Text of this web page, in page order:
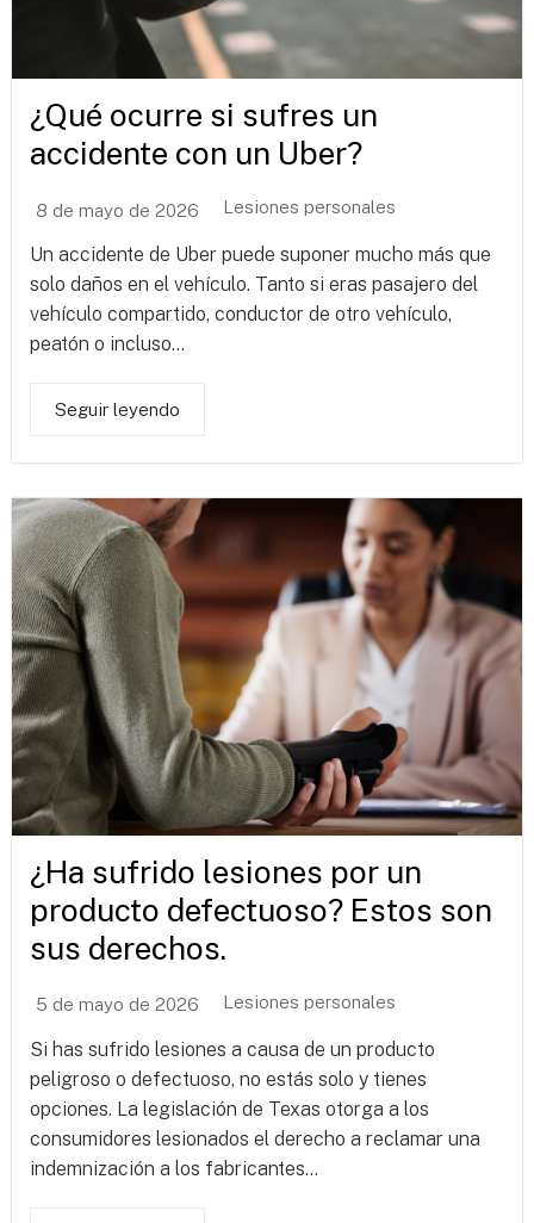
¿Qué ocurre si sufres un
accidente con un Uber?
8 de mayo de 2026 Lesiones personales
Un accidente de Uber puede suponer mucho más que
solo daños en el vehículo. Tanto si eras pasajero del
vehículo compartido, conductor de otro vehículo,
peatón o incluso...
Seguir leyendo
¿Ha sufrido lesiones por un
producto defectuoso? Estos son
sus derechos.
5 de mayo de 2026 Lesiones personales
Si has sufrido lesiones a causa de un producto
peligroso o defectuoso, no estás solo y tienes
opciones. La legislación de Texas otorga a los
consumidores lesionados el derecho a reclamar una
indemnización a los fabricantes...